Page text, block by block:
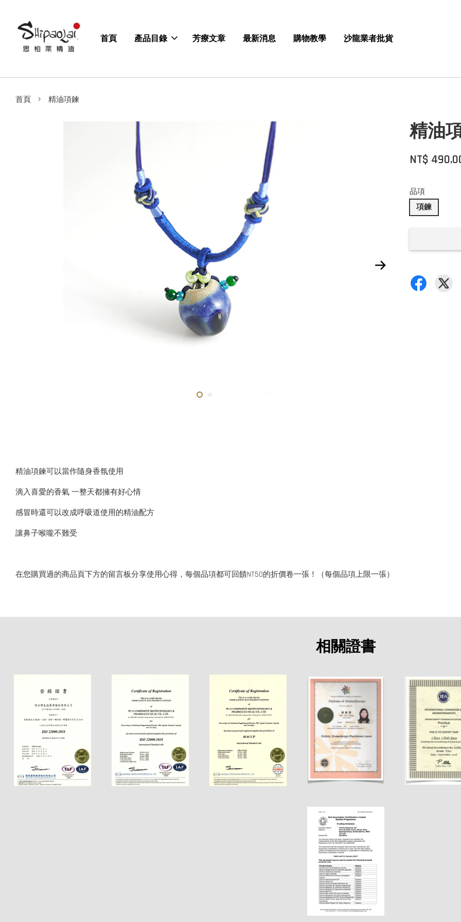
首頁 產品目錄 芳療文章 最新消息 購物教學 沙龍業者批貨
首頁 › 精油項鍊
精油
NT$
品項
項鍊
精油項鍊可以當作隨身香氛使用
滴入喜愛的香氣 一整天都擁有好心情
感冒時還可以改成呼吸道使用的精油配方
讓鼻子喉嚨不難受
在您購買過的商品頁下方的留言板分享使用心得，每個品項都可回饋NT50的折價卷一張！（每個品項上限一張）
相關證書